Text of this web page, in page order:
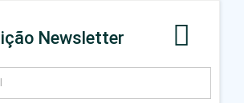
Newsletter